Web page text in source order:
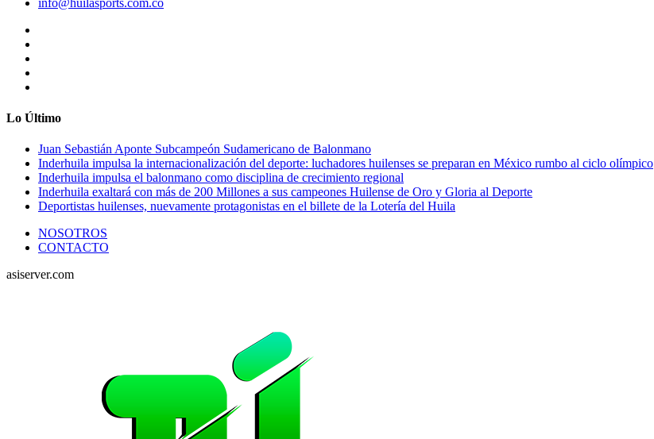
Lo Último
Juan Sebastián Aponte Subcampeón Sudamericano de Balonmano
Inderhuila impulsa la internacionalización del deporte: luchadores huilenses se preparan en México rumbo al ciclo olímpico
Inderhuila impulsa el balonmano como disciplina de crecimiento regional
Inderhuila exaltará con más de 200 Millones a sus campeones Huilense de Oro y Gloria al Deporte
Deportistas huilenses, nuevamente protagonistas en el billete de la Lotería del Huila
NOSOTROS
CONTACTO
asiserver.com